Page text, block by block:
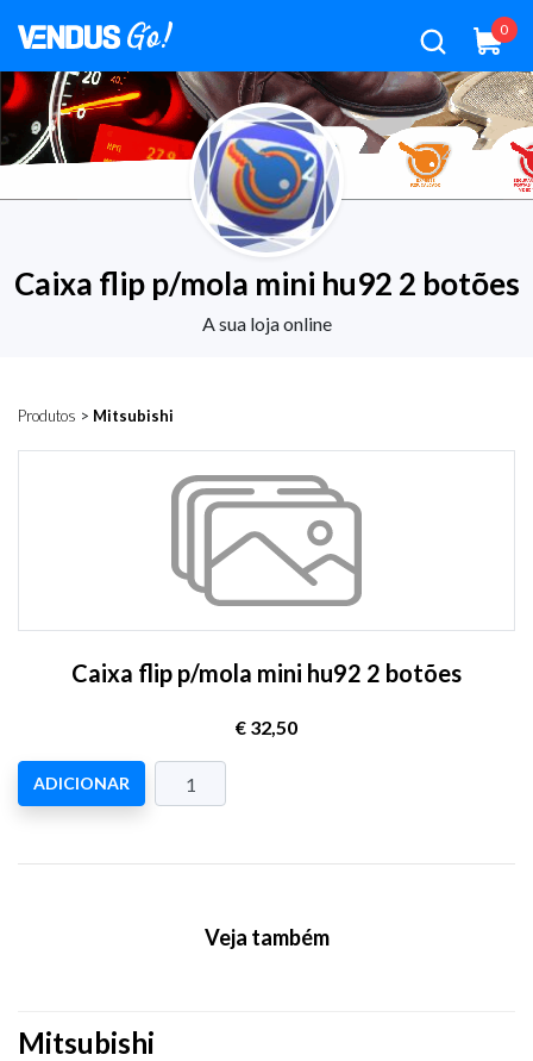
0
Caixa flip p/mola mini hu92 2 botões
A sua loja online
Produtos > Mitsubishi
Caixa flip p/mola mini hu92 2 botões
€ 32,50
ADICIONAR
Veja também
Mitsubishi